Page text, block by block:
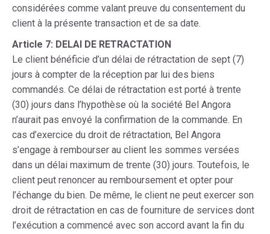
considérées comme valant preuve du consentement du
client à la présente transaction et de sa date.
Article 7: DELAI DE RETRACTATION
Le client bénéficie d’un délai de rétractation de sept (7)
jours à compter de la réception par lui des biens
commandés. Ce délai de rétractation est porté à trente
(30) jours dans l’hypothèse où la société Bel Angora
n’aurait pas envoyé la confirmation de la commande. En
cas d’exercice du droit de rétractation, Bel Angora
s’engage à rembourser au client les sommes versées
dans un délai maximum de trente (30) jours. Toutefois, le
client peut renoncer au remboursement et opter pour
l’échange du bien. De même, le client ne peut exercer son
droit de rétractation en cas de fourniture de services dont
l’exécution a commencé avec son accord avant la fin du